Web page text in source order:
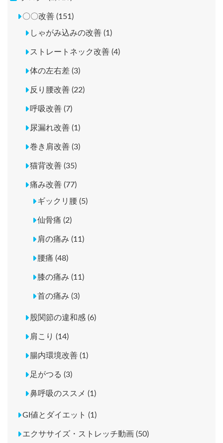
〇〇改善 (151)
しゃがみ込みの改善 (1)
ストレートネック改善 (4)
体の左右差 (3)
反り腰改善 (22)
呼吸改善 (7)
尿漏れ改善 (1)
巻き肩改善 (3)
猫背改善 (35)
痛み改善 (77)
ギックリ腰 (5)
仙骨痛 (2)
肩の痛み (11)
腰痛 (48)
膝の痛み (11)
首の痛み (3)
股関節の違和感 (6)
肩こり (14)
腸内環境改善 (1)
足がつる (3)
鼻呼吸のススメ (1)
GI値とダイエット (1)
エクササイズ・ストレッチ動画 (50)